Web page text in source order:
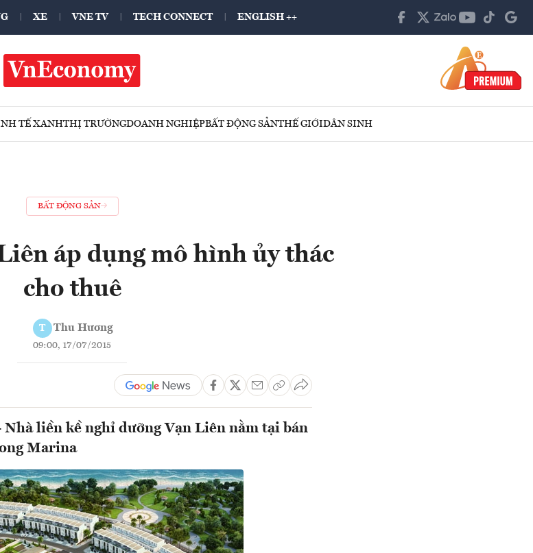
XE VNE TV TECH CONNECT ENGLISH ++
TẾ XANHTHỊ TRƯỜNGDOANH NGHIỆPBẤT ĐỘNG SẢNTHẾ GIỚIDÂN SINH
BẤT ĐỘNG SẢN
áp dụng mô hình ủy thác
cho thuê
T Thu Hương
09:00, 17/07/2015
Nhà liền kề nghỉ dưỡng Vạn Liên nằm tại bán
Marina